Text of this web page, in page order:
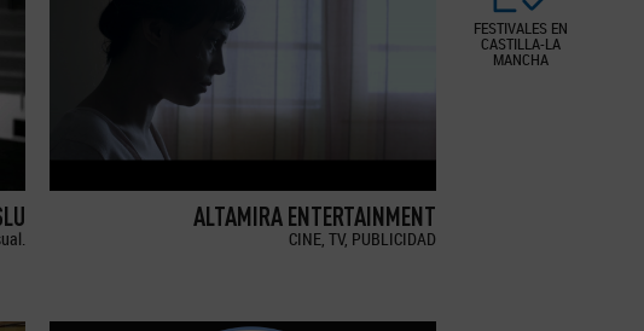
FESTIVALES EN
CASTILLA-LA
MANCHA
ALTAMIRA ENTERTAINMENT
CINE, TV, PUBLICIDAD